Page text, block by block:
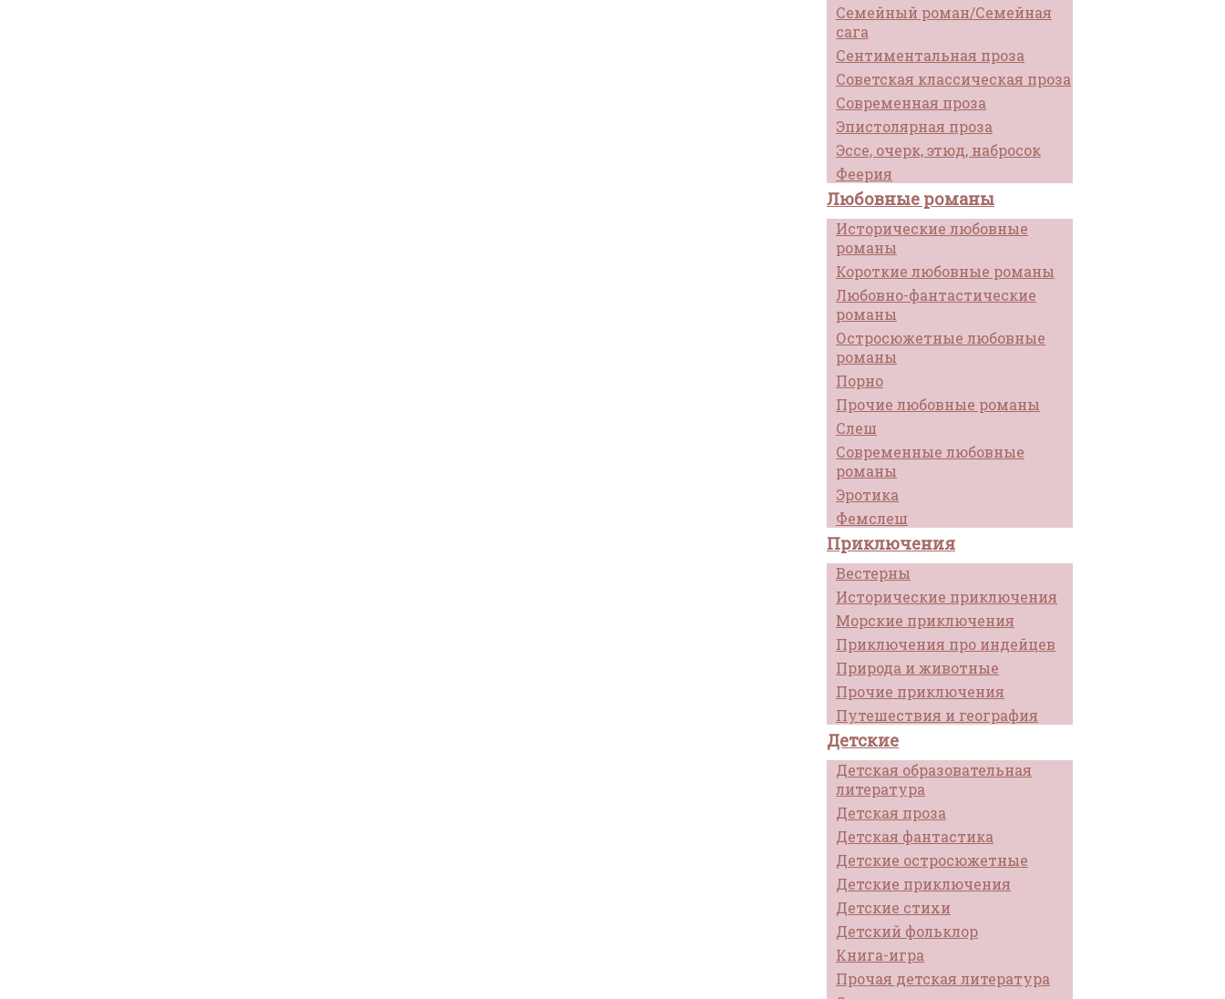
Семейный роман/Семейная
сага
Сентиментальная проза
Советская классическая проза
Современная проза
Эпистолярная проза
Эссе, очерк, этюд, набросок
Феерия
Любовные романы
Исторические любовные
романы
Короткие любовные романы
Любовно-фантастические
романы
Остросюжетные любовные
романы
Порно
Прочие любовные романы
Слеш
Современные любовные
романы
Эротика
Фемслеш
Приключения
Вестерны
Исторические приключения
Морские приключения
Приключения про индейцев
Природа и животные
Прочие приключения
Путешествия и география
Детские
Детская образовательная
литература
Детская проза
Детская фантастика
Детские остросюжетные
Детские приключения
Детские стихи
Детский фольклор
Книга-игра
Прочая детская литература